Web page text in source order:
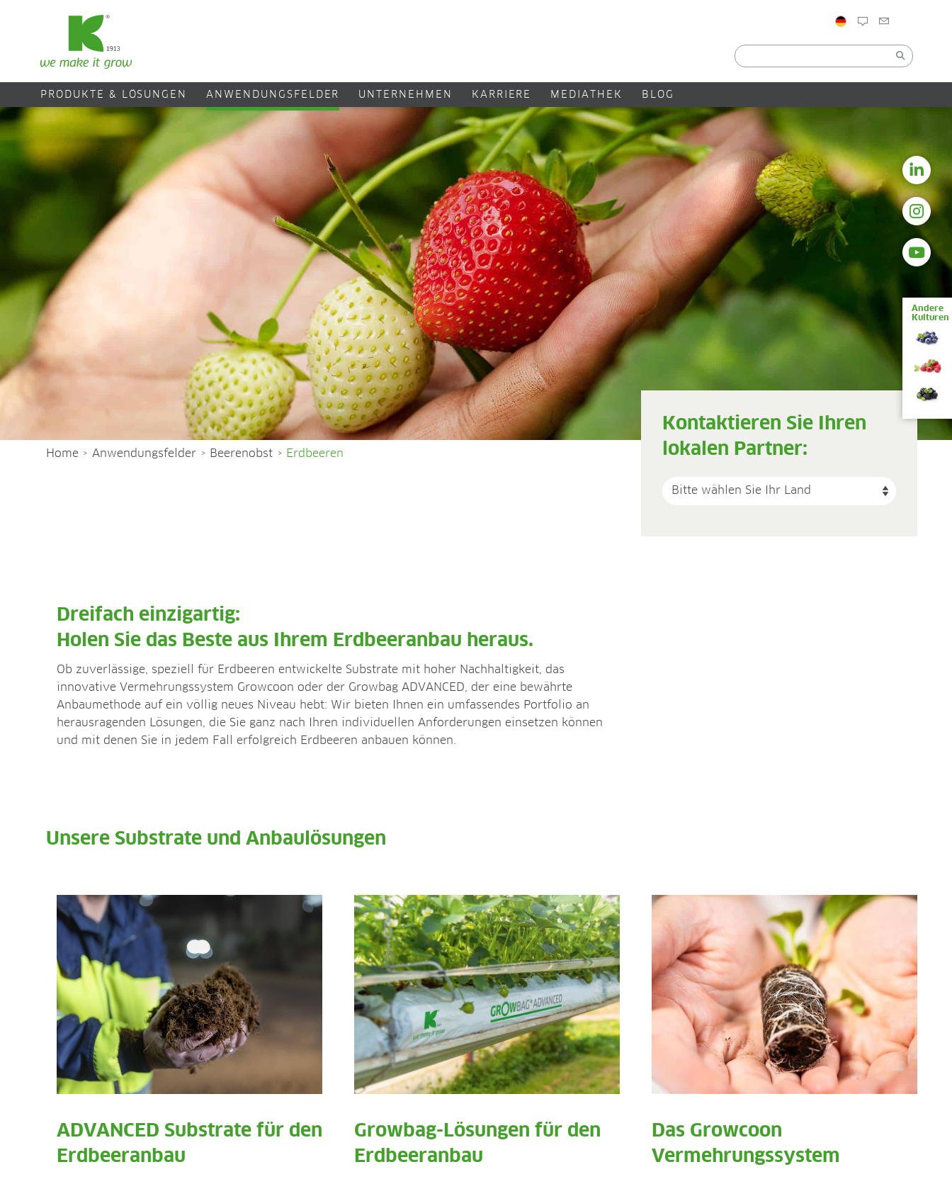
PRODUKTE & LÖSUNGEN ANWENDUNGSFELDER UNTERNEHMEN KARRIERE MEDIATHEK BLOG
Home > Anwendungsfelder > Beerenobst > Erdbeeren
Andere
Kulturen
Dreifach einzigartig:
Holen Sie das Beste aus Ihrem Erdbeeranbau heraus.
Ob zuverlässige, speziell für Erdbeeren entwickelte Substrate mit hoher Nachhaltigkeit, das
innovative Vermehrungssystem Growcoon oder der Growbag ADVANCED, der eine bewährte
Anbaumethode auf ein völlig neues Niveau hebt: Wir bieten Ihnen ein umfassendes Portfolio an
herausragenden Lösungen, die Sie ganz nach Ihren individuellen Anforderungen einsetzen können
und mit denen Sie in jedem Fall erfolgreich Erdbeeren anbauen können.
Kontaktieren Sie Ihren
lokalen Partner:
Unsere Substrate und Anbaulösungen
ADVANCED Substrate für den
Erdbeeranbau
Growbag-Lösungen für den
Erdbeeranbau
Das Growcoon
Vermehrungssystem